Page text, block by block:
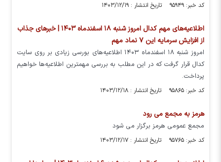
کد خبر: ۹۵۹۴۹ تاریخ انتشار : ۱۴۰۳/۱۲/۱۹
اطلاعیه‌های مهم کدال امروز شنبه ۱۸ اسفندماه ۱۴۰۳ | خبر‌های جذاب
از افزایش سرمایه این ۷ نماد مهم
امروز شنبه ۱۸ اسفندماه ۱۴۰۳ اطلاعیه‌های بورسی زیادی بر روی سایت
کدال قرار گرفت که در این مطلب به بررسی مهمترین اطلاعیه‌ها خواهیم
پرداخت.
کد خبر: ۹۵۸۶۵ تاریخ انتشار : ۱۴۰۳/۱۲/۱۸
هرمز به مجمع می رود
مجمع عمومی هرمز برگزار می شود
کد خبر: ۹۵۷۶۵ تاریخ انتشار : ۱۴۰۳/۱۲/۱۷